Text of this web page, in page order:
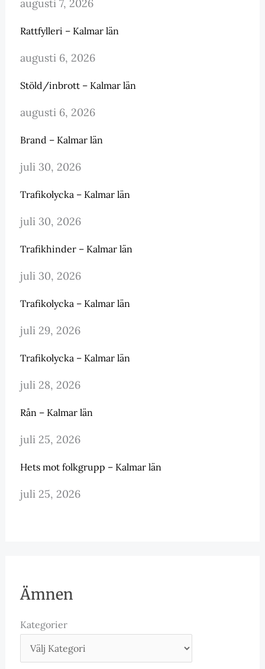
augusti 7, 2026
Rattfylleri – Kalmar län
augusti 6, 2026
Stöld/inbrott – Kalmar län
augusti 6, 2026
Brand – Kalmar län
juli 30, 2026
Trafikolycka – Kalmar län
juli 30, 2026
Trafikhinder – Kalmar län
juli 30, 2026
Trafikolycka – Kalmar län
juli 29, 2026
Trafikolycka – Kalmar län
juli 28, 2026
Rån – Kalmar län
juli 25, 2026
Hets mot folkgrupp – Kalmar län
juli 25, 2026
Ämnen
Kategorier